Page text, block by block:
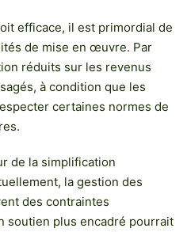
efficace, il est primordial de
de mise en œuvre. Par
réduits sur les revenus
à condition que les
certaines normes de
de la simplification
la gestion des
des contraintes
soutien plus encadré pourrait